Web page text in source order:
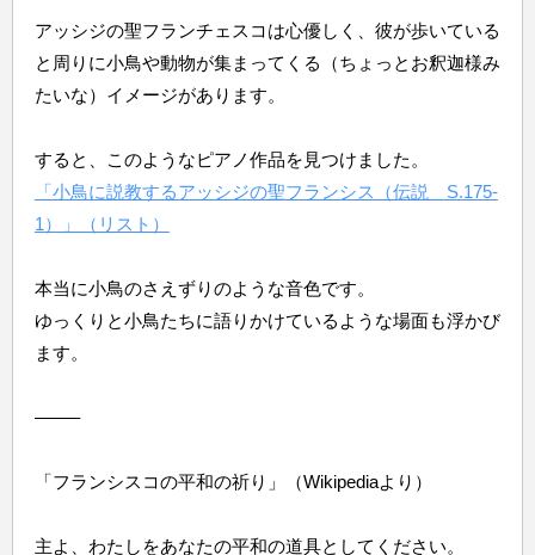
アッシジの聖フランチェスコは心優しく、彼が歩いている
と周りに小鳥や動物が集まってくる（ちょっとお釈迦様み
たいな）イメージがあります。
すると、このようなピアノ作品を見つけました。
「小鳥に説教するアッシジの聖フランシス（伝説 S.175-
1）」（リスト）
本当に小鳥のさえずりのような音色です。
ゆっくりと小鳥たちに語りかけているような場面も浮かび
ます。
——–
「フランシスコの平和の祈り」（Wikipediaより）
主よ、わたしをあなたの平和の道具としてください。